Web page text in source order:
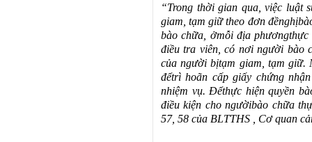
“Trong thời gian qua, việc luật
giam, tạm giữ theo đơn đềnghị
bào chữa, ởmỗi địa phươngthực
điều tra viên, có nơi người bào
của người bịtạm giam, tạm giữ.
đểtrì hoãn cấp giấy chứng
nhiệm vụ.Đểthực hiện quyền
điều kiện cho ngườibào chữa
57, 58 của BLTTHS , Cơ quan